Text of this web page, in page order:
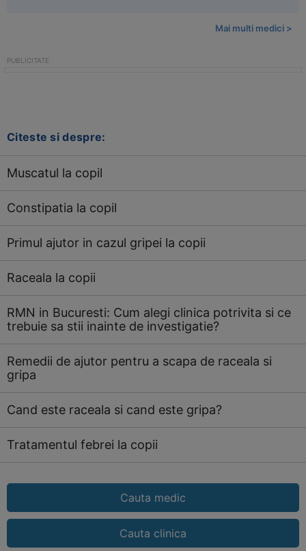
Mai multi medici >
Citeste si despre:
Muscatul la copil
Constipatia la copil
Primul ajutor in cazul gripei la copii
Raceala la copii
RMN in Bucuresti: Cum alegi clinica potrivita si ce
trebuie sa stii inainte de investigatie?
Remedii de ajutor pentru a scapa de raceala si
gripa
Cand este raceala si cand este gripa?
Tratamentul febrei la copii
Cauta medic
Cauta clinica